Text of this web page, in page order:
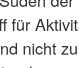
für
nicht